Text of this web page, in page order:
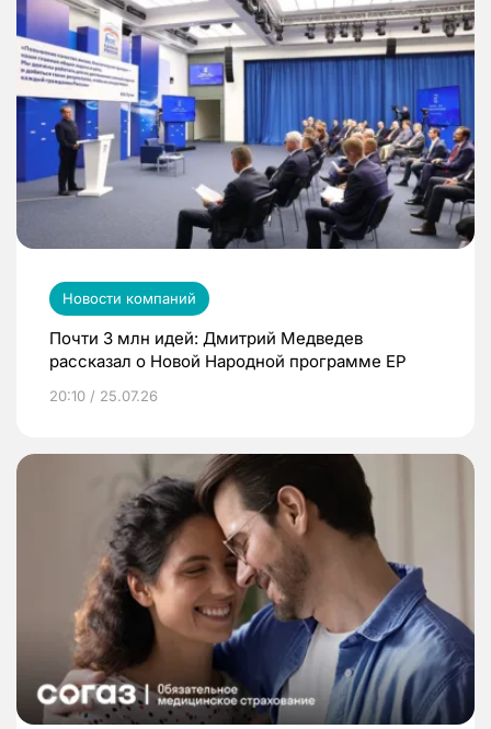
Новости компаний
Почти 3 млн идей: Дмитрий Медведев
рассказал о Новой Народной программе ЕР
20:10 / 25.07.26